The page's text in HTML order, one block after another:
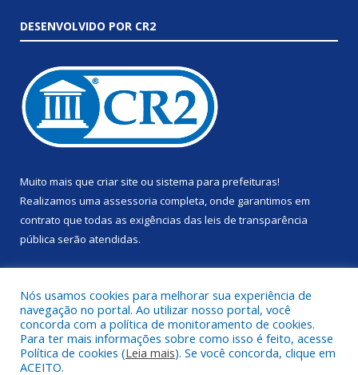
DESENVOLVIDO POR CR2
Muito mais que criar site ou sistema para prefeituras!
Realizamos uma assessoria completa, onde garantimos em
contrato que todas as exigências das leis de transparência
pública serão atendidas.
Todos os direitos reservados a Prefeitura Municipal de Anapu.
Nós usamos cookies para melhorar sua experiência de
navegação no portal. Ao utilizar nosso portal, você
concorda com a política de monitoramento de cookies.
Para ter mais informações sobre como isso é feito, acesse
Política de cookies (Leia mais). Se você concorda, clique em
ACEITO.